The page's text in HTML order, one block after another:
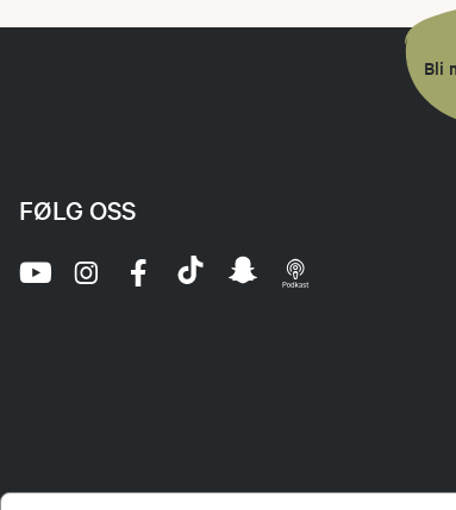
Bli
FØLG OSS